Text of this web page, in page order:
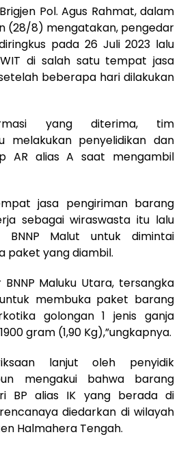
Pol. Agus Rahmat, dalam
(28/8) mengatakan, pengedar
pada 26 Juli 2023 lalu
di salah satu tempat jasa
beberapa hari dilakukan
yang diterima, tim
melakukan penyelidikan dan
AR alias A saat mengambil
jasa pengiriman barang
sebagai wiraswasta itu lalu
Malut untuk dimintai
paket yang diambil.
Maluku Utara, tersangka
membuka paket barang
golongan 1 jenis ganja
gram (1,90 Kg),”ungkapnya.
lanjut oleh penyidik
mengakui bahwa barang
BP alias IK yang berada di
diedarkan di wilayah
Halmahera Tengah.